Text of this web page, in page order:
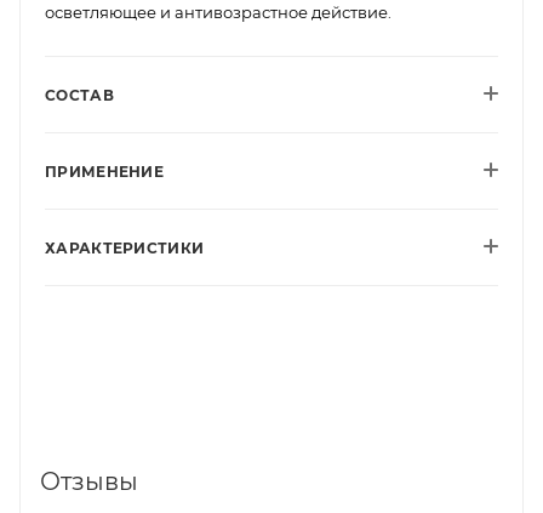
осветляющее и антивозрастное действие.
СОСТАВ
ПРИМЕНЕНИЕ
ХАРАКТЕРИСТИКИ
Отзывы